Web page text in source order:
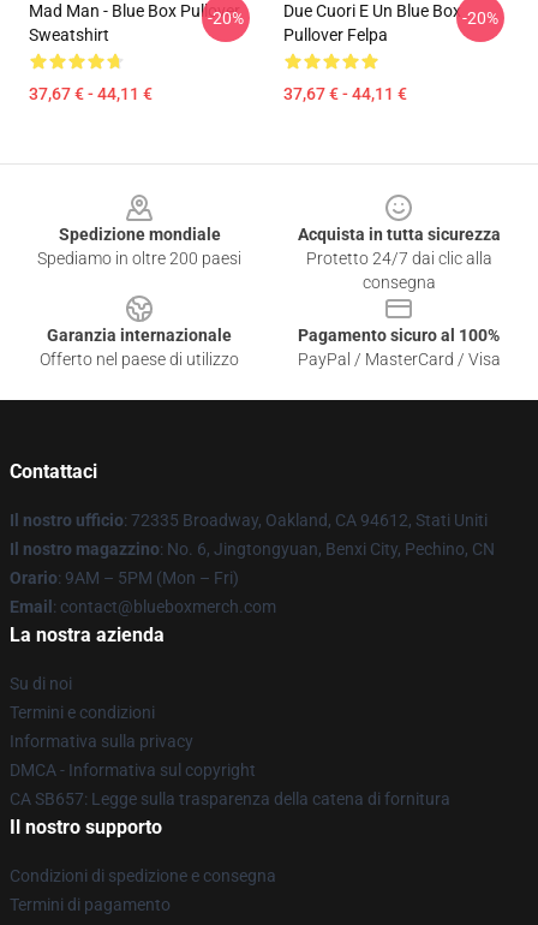
Mad Man - Blue Box Pullover
Sweatshirt
37,67 € - 44,11 €
-20%
Due Cuori E Un Blue Box
Pullover Felpa
37,67 € - 44,11 €
-20%
Spedizione mondiale
Spediamo in oltre 200 paesi
Acquista in tutta sicurezza
Protetto 24/7 dai clic alla
consegna
Garanzia internazionale
Offerto nel paese di utilizzo
Pagamento sicuro al 100%
PayPal / MasterCard / Visa
Contattaci
Il nostro ufficio: 72335 Broadway, Oakland, CA 94612, Stati Uniti
Il nostro magazzino: No. 6, Jingtongyuan, Benxi City, Pechino, CN
Orario: 9AM – 5PM (Mon – Fri)
Email : contact@blueboxmerch.com
La nostra azienda
Su di noi
Termini e condizioni
Informativa sulla privacy
DMCA - Informativa sul copyright
CA SB657: Legge sulla trasparenza della catena di fornitura
Il nostro supporto
Condizioni di spedizione e consegna
Termini di pagamento